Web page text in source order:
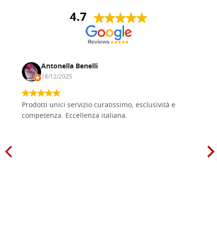
4.7
Antonella Benelli
18/12/2025
Prodotti unici servizio curatissimo, esclusività e
competenza. Eccellenza italiana.